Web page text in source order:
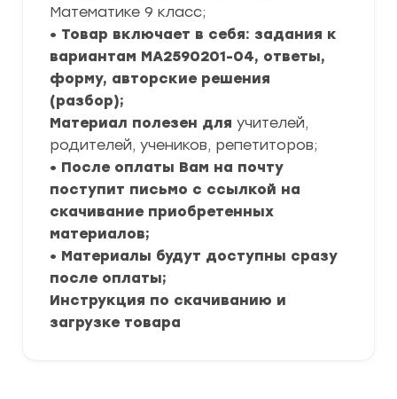
Математике 9 класс;
• Товар включает в себя: задания к
вариантам МА2590201-04, ответы,
форму, авторские решения
(разбор);
Материал полезен для учителей,
родителей, учеников, репетиторов;
• После оплаты Вам на почту
поступит письмо с ссылкой на
скачивание приобретенных
материалов;
• Материалы будут доступны сразу
после оплаты;
Инструкция по скачиванию и
загрузке товара